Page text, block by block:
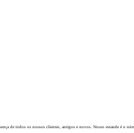
de todos os nossos clientes, antigos e novos. Nosso estande é o